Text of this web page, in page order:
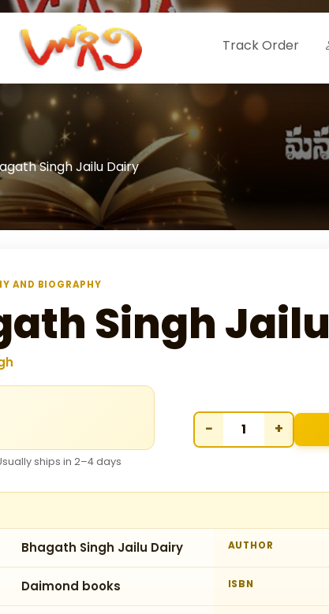
Track Order
Singh Jailu Dairy
AND BIOGRAPHY
Singh
ships in 2–4 days
− +
Bhagath Singh Jailu Dairy AUTHOR
Daimond books ISBN